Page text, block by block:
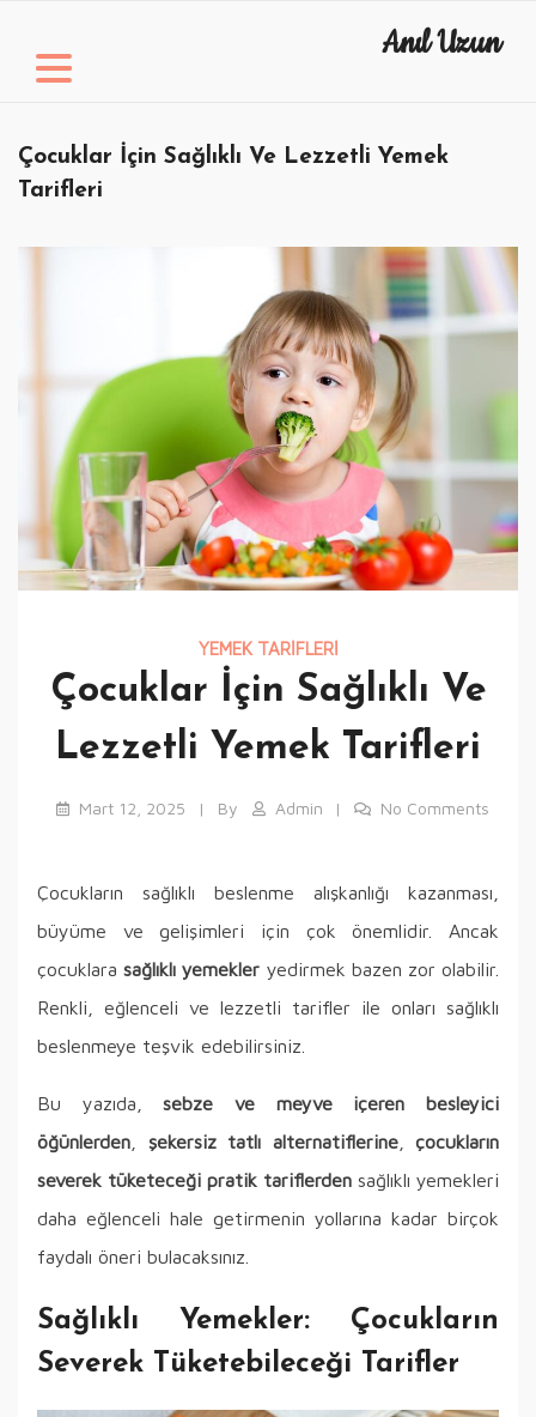
content
Anıl Uzun
Çocuklar İçin Sağlıklı Ve Lezzetli Yemek
Tarifleri
YEMEK TARIFLERI
Çocuklar İçin Sağlıklı Ve
Lezzetli Yemek Tarifleri
Mart 12, 2025 By Admin No Comments
Çocukların sağlıklı beslenme alışkanlığı kazanması,
büyüme ve gelişimleri için çok önemlidir. Ancak
çocuklarasağlıklı yemekler yedirmek bazen zor olabilir.
Renkli, eğlenceli ve lezzetli tarifler ile onları sağlıklı
beslenmeye teşvik edebilirsiniz.
Bu yazıda,sebze ve meyve içeren besleyici
öğünlerden
şekersiz tatlı alternatiflerine, çocukların
severek tüketeceği pratik tariflerden sağlıklı yemekleri
daha eğlenceli hale getirmenin yollarına kadar birçok
faydalı öneri bulacaksınız.
Sağlıklı Yemekler: Çocukların
Severek Tüketebileceği Tarifler